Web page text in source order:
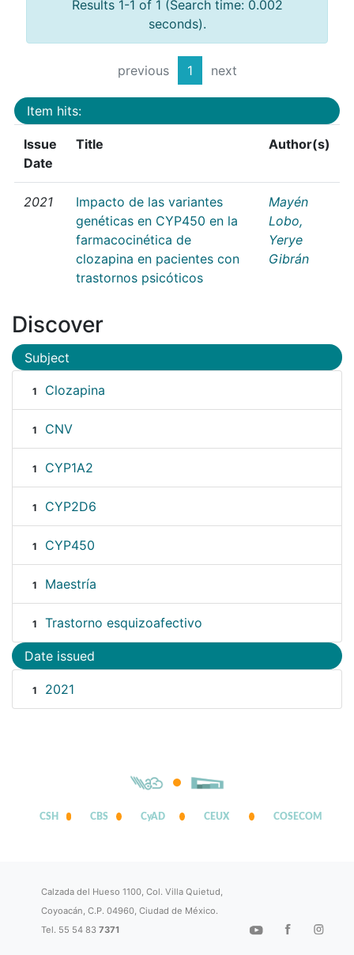
Results 1-1 of 1 (Search time: 0.002
seconds).
previous 1 next
Item hits:
Issue
Date
Title Author(s)
2021
Impacto de las variantes
genéticas en CYP450 en la
farmacocinética de
clozapina en pacientes con
trastornos psicóticos
Mayén
Lobo,
Yerye
Gibrán
Discover
Subject
1 Clozapina
1 CNV
1 CYP1A2
1 CYP2D6
1 CYP450
1 Maestría
1 Trastorno esquizoafectivo
Date issued
1 2021
CSH CBS CyAD CEUX COSECOM
Calzada del Hueso 1100, Col. Villa Quietud,
Coyoacán, C.P. 04960, Ciudad de México.
Tel. 55 54 837371